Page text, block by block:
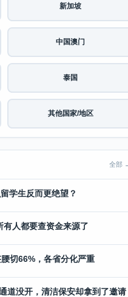
新加坡
中国澳门
泰国
其他国家/地区
全部
学生反而更绝望？
有人都要查资金来源了
切66%，各省分化严重
道没开，清洁保安却拿到了邀请